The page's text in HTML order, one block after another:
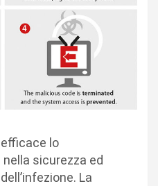
efficace lo
sicurezza ed
La